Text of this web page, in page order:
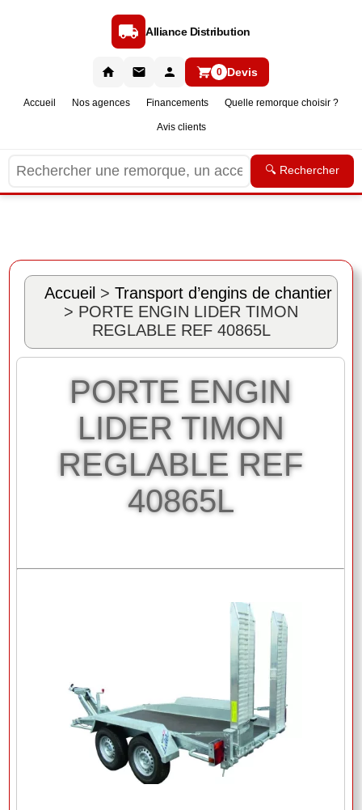
Alliance Distribution
Accueil Nos agences Financements Quelle remorque choisir ?
Avis clients
0 Devis
🔍 Rechercher
Accueil > Transport d’engins de chantier
> PORTE ENGIN LIDER TIMON
REGLABLE REF 40865L
PORTE ENGIN
LIDER TIMON
REGLABLE REF
40865L